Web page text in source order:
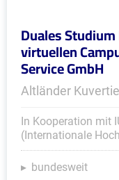
Duales
virtuellen
Service GmbH
Altländer
In Kooperation mit
(Internationale
bundesweit